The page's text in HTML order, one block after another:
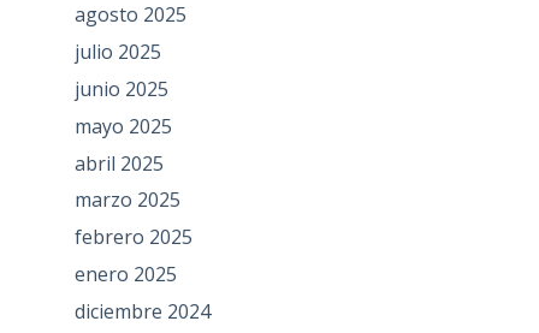
agosto 2025
julio 2025
junio 2025
mayo 2025
abril 2025
marzo 2025
febrero 2025
enero 2025
diciembre 2024